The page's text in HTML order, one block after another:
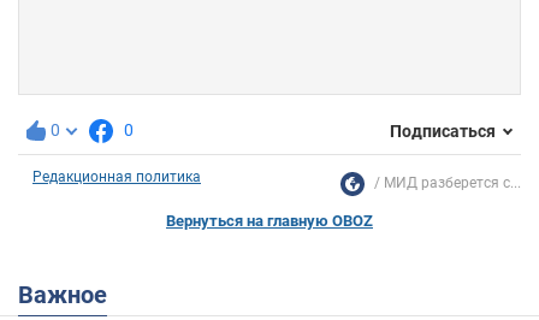
0 0 Подписаться
Редакционная политика МИД разберется с...
Вернуться на главную OBOZ
Важное